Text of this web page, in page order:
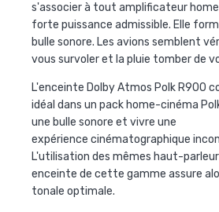
s'associer à tout amplificateur
forte puissance admissible. Elle
bulle sonore. Les avions semblent
vous survoler et la pluie tomber de
L'enceinte Dolby Atmos Polk R900
idéal dans un pack home-cinéma
une bulle sonore et vivre une
expérience cinématographique
L'utilisation des mêmes haut-
enceinte de cette gamme assure
tonale optimale.